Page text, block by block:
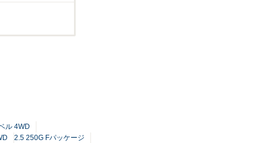
ル 4WD
2.5 250G Fパッケージ